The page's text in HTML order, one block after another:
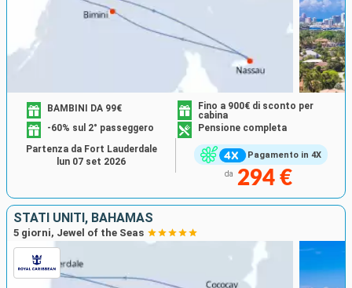
Pagamento in 4X
BAMBINI DA 99€
Fino a 900€ di sconto per
cabina
-60% sul 2° passeggero
Pensione completa
da 294 €
Partenza da Fort Lauderdale
lun 07 set 2026
STATI UNITI, BAHAMAS
5 giorni, Jewel of the Seas